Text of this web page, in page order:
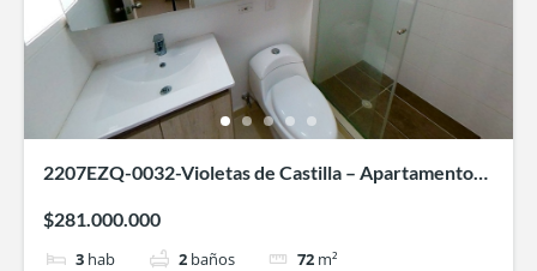
2207EZQ-0032-Violetas de Castilla – Apartamento
$281.000.000
3 hab 2 baños 72 m²